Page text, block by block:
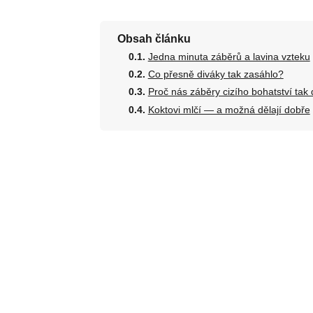
Obsah článku
Jedna minuta záběrů a lavina vzteku
Co přesně diváky tak zasáhlo?
Proč nás záběry cizího bohatství tak
Koktovi mlčí — a možná dělají dobře